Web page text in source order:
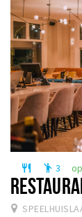
restaurant emoji_people 3